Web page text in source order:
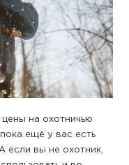
на охотничью
ещё у вас есть
если вы не охотник,